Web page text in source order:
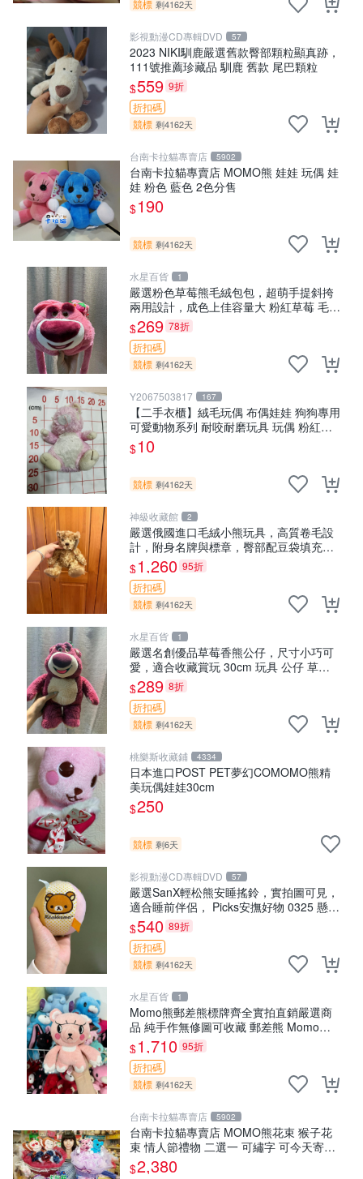
競標 剩4162天
影視動漫CD專輯DVD 57
2023 NIKI馴鹿嚴選舊款臀部顆粒顯真跡，
111號推薦珍藏品 馴鹿 舊款 尾巴顆粒
$559 9折
折扣碼
競標 剩4162天
台南卡拉貓專賣店 5902
台南卡拉貓專賣店 MOMO熊 娃娃 玩偶 娃
娃 粉色 藍色 2色分售
$190
競標 剩4162天
水星百貨 1
嚴選粉色草莓熊毛絨包包，超萌手提斜挎
兩用設計，成色上佳容量大 粉紅草莓 毛絨
包 超大容量
$269 78折
折扣碼
競標 剩4162天
Y2067503817 167
【二手衣櫃】絨毛玩偶 布偶娃娃 狗狗專用
可愛動物系列 耐咬耐磨玩具 玩偶 粉紅熊
寵物玩具 1120929
$10
競標 剩4162天
神級收藏館 2
嚴選俄國進口毛絨小熊玩具，高質卷毛設
計，附身名牌與標章，臀部配豆袋填充，
Homepage 滿額60元送非枕套，不足補差
價7元 小熊 玩具 毛絨
$1,260 95折
折扣碼
競標 剩4162天
水星百貨 1
嚴選名創優品草莓香熊公仔，尺寸小巧可
愛，適合收藏賞玩 30cm 玩具 公仔 草莓
熊
$289 8折
折扣碼
競標 剩4162天
桃樂斯收藏鋪 4334
日本進口POST PET夢幻COMOMO熊精
美玩偶娃娃30cm
$250
競標 剩6天
影視動漫CD專輯DVD 57
嚴選SanX輕松熊安睡搖鈴，實拍圖可見，
適合睡前伴侶， Picks安撫好物 0325 懸吊
電腦
$540 89折
折扣碼
競標 剩4162天
水星百貨 1
Momo熊郵差熊標牌齊全實拍直銷嚴選商
品 純手作無修圖可收藏 郵差熊 Momo熊
標牌 商品
$1,710 95折
折扣碼
競標 剩4162天
台南卡拉貓專賣店 5902
台南卡拉貓專賣店 MOMO熊花束 猴子花
束 情人節禮物 二選一 可繡字 可今天寄明
天到
$2,380